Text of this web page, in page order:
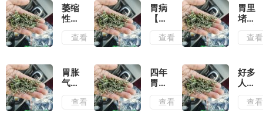
对应
不同
问题
了废
人
嗝，
胃胀
胃
酸，
有没
的治
疗推
荐
萎缩
性胃
炎总
乱用
药。
核心
是改
善胃
查看
胃病
【预
防
篇】
疗
篇】
老胃
病必
看
查看
胃里
堵的
难受
感觉
的食
物
查看
胃胀
气怎
么
办？
查看
四年
胃病
养护
录｜
查看
好多
人反
复胃
病和
查看